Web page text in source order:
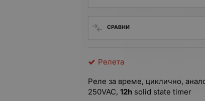
СРАВНИ
Релета
Реле за време, циклично,
250VAC, 12h solid state timer